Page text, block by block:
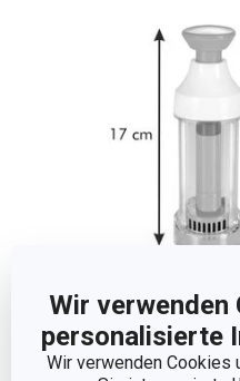
Wir verwenden
personalisierte
Wir verwenden Cookies
Abmessungen